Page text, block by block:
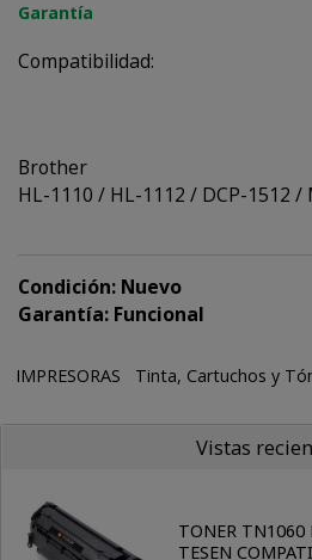
Garantía
Compatibilidad:
Brother
HL-1110 / HL-1112 / DCP-1512 /
Condición: Nuevo
Garantía: Funcional
IMPRESORAS Tinta, Cartuchos y
Vistas
TONER
TESEN